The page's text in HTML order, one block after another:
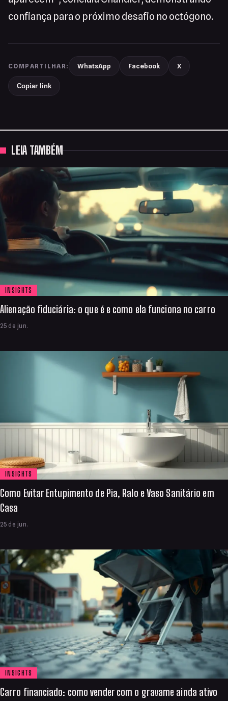
confiança para o próximo desafio no octógono.
COMPARTILHAR: WhatsApp Facebook X
Copiar link
LEIA TAMBÉM
INSIGHTS
Alienação fiduciária: o que é e como ela funciona no carro
25 de jun.
INSIGHTS
Como Evitar Entupimento de Pia, Ralo e Vaso Sanitário em
Casa
25 de jun.
INSIGHTS
Carro financiado: como vender com o gravame ainda ativo